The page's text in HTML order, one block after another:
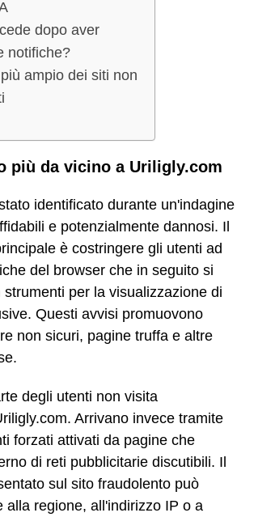
dopo aver
notifiche?
ampio dei siti non
più da vicino a Uriligly.com
identificato durante un'indagine
e potenzialmente dannosi. Il
è costringere gli utenti ad
del browser che in seguito si
per la visualizzazione di
Questi avvisi promuovono
non sicuri, pagine truffa e altre
degli utenti non visita
Arrivano invece tramite
forzati attivati da pagine che
di reti pubblicitarie discutibili. Il
sul sito fraudolento può
alla regione, all'indirizzo IP o a